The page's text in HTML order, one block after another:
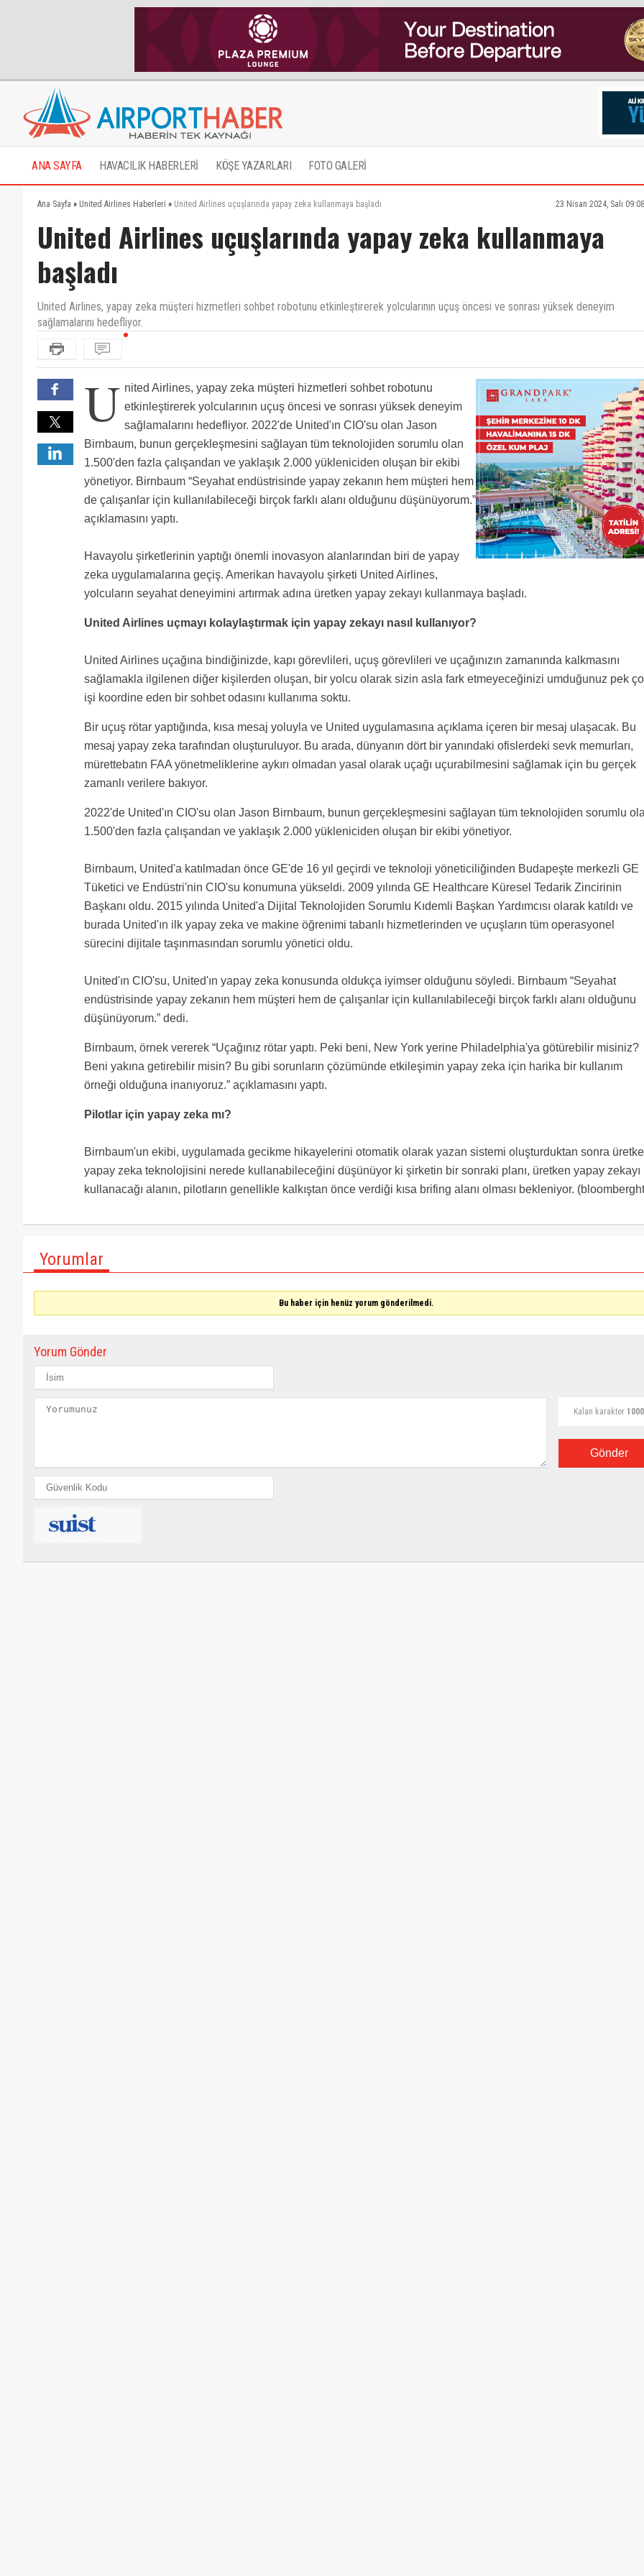
ANA SAYFA HAVACILIK HABERLERİ KÖŞE YAZARLARI FOTO GALERİ
Ana Sayfa » United Airlines Haberleri » United Airlines uçuşlarında yapay zeka kullanmaya başladı 23 Nisan 2024, Salı
United Airlines uçuşlarında yapay zeka kullanmaya
başladı
United Airlines, yapay zeka müşteri hizmetleri sohbet robotunu etkinleştirerek yolcularının uçuş öncesi ve sonrası yüksek deneyim
sağlamalarını hedefliyor.
U nited Airlines, yapay zeka müşteri hizmetleri sohbet robotunu
etkinleştirerek yolcularının uçuş öncesi ve sonrası yüksek deneyim
sağlamalarını hedefliyor. 2022'de United'ın CIO'su olan Jason
Birnbaum, bunun gerçekleşmesini sağlayan tüm teknolojiden sorumlu olan
1.500'den fazla çalışandan ve yaklaşık 2.000 yükleniciden oluşan bir ekibi
yönetiyor. Birnbaum “Seyahat endüstrisinde yapay zekanın hem müşteri hem
de çalışanlar için kullanılabileceği birçok farklı alanı olduğunu düşünüyorum.”
açıklamasını yaptı.
Havayolu şirketlerinin yaptığı önemli inovasyon alanlarından biri de yapay
zeka uygulamalarına geçiş. Amerikan havayolu şirketi United Airlines,
yolcuların seyahat deneyimini artırmak adına üretken yapay zekayı kullanmaya başladı.
United Airlines uçmayı kolaylaştırmak için yapay zekayı nasıl kullanıyor?
United Airlines uçağına bindiğinizde, kapı görevlileri, uçuş görevlileri ve uçağınızın zamanında kalkmasını
sağlamakla ilgilenen diğer kişilerden oluşan, bir yolcu olarak sizin asla fark etmeyeceğinizi umduğunuz pek
işi koordine eden bir sohbet odasını kullanıma soktu.
Bir uçuş rötar yaptığında, kısa mesaj yoluyla ve United uygulamasına açıklama içeren bir mesaj ulaşacak. Bu
mesaj yapay zeka tarafından oluşturuluyor. Bu arada, dünyanın dört bir yanındaki ofislerdeki sevk memurları,
mürettebatın FAA yönetmeliklerine aykırı olmadan yasal olarak uçağı uçurabilmesini sağlamak için bu gerçek
zamanlı verilere bakıyor.
2022'de United'ın CIO'su olan Jason Birnbaum, bunun gerçekleşmesini sağlayan tüm teknolojiden sorumlu
1.500'den fazla çalışandan ve yaklaşık 2.000 yükleniciden oluşan bir ekibi yönetiyor.
Birnbaum, United'a katılmadan önce GE'de 16 yıl geçirdi ve teknoloji yöneticiliğinden Budapeşte merkezli GE
Tüketici ve Endüstri'nin CIO'su konumuna yükseldi. 2009 yılında GE Healthcare Küresel Tedarik Zincirinin
Başkanı oldu. 2015 yılında United'a Dijital Teknolojiden Sorumlu Kıdemli Başkan Yardımcısı olarak katıldı ve
burada United'ın ilk yapay zeka ve makine öğrenimi tabanlı hizmetlerinden ve uçuşların tüm operasyonel
sürecini dijitale taşınmasından sorumlu yönetici oldu.
United'ın CIO'su, United'ın yapay zeka konusunda oldukça iyimser olduğunu söyledi. Birnbaum “Seyahat
endüstrisinde yapay zekanın hem müşteri hem de çalışanlar için kullanılabileceği birçok farklı alanı olduğunu
düşünüyorum.” dedi.
Birnbaum, örnek vererek “Uçağınız rötar yaptı. Peki beni, New York yerine Philadelphia'ya götürebilir misiniz?
Beni yakına getirebilir misin? Bu gibi sorunların çözümünde etkileşimin yapay zeka için harika bir kullanım
örneği olduğuna inanıyoruz.” açıklamasını yaptı.
Pilotlar için yapay zeka mı?
Birnbaum'un ekibi, uygulamada gecikme hikayelerini otomatik olarak yazan sistemi oluşturduktan sonra
yapay zeka teknolojisini nerede kullanabileceğini düşünüyor ki şirketin bir sonraki planı, üretken yapay zekayı
kullanacağı alanın, pilotların genellikle kalkıştan önce verdiği kısa brifing alanı olması bekleniyor.
Yorumlar
Bu haber için henüz yorum gönderilmedi.
Yorum Gönder
Kalan karakter 1000
Gönder